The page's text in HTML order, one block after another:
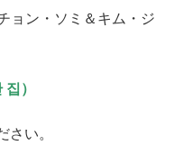
ョン・ソミ＆キム・ジ
）
さい。